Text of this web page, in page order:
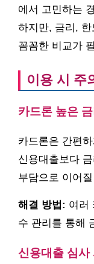
에서 고민하는
하지만, 금리,
꼼꼼한 비교가
이용 시 주
카드론 높은 금
카드론은 간편
신용대출보다
부담으로 이어
해결 방법: 여러
수 관리를 통해
신용대출 심사